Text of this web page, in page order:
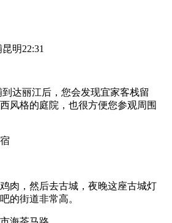
明22:31
达丽江后，您会发现宜家客栈留
风格的庭院，也很方便您参观周围
肉，然后去古城，夜晚这座古城灯
的街道非常高。